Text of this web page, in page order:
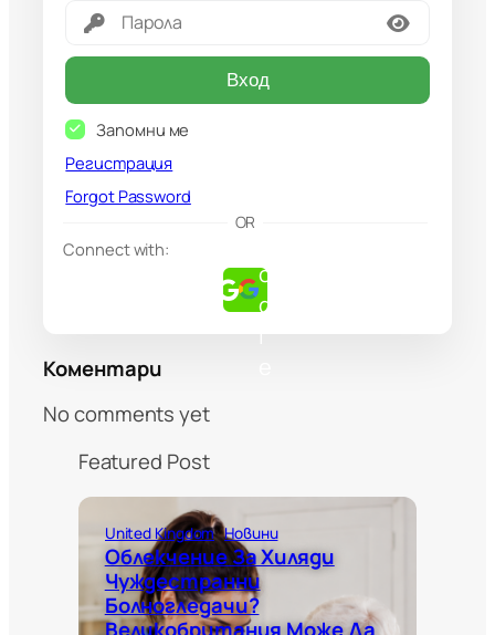
Вход
Запомни ме
Регистрация
Forgot Password
OR
Connect with:
o
g
Коментари
No comments yet
Featured Post
United Kingdom Новини
Облекчение За Хиляди
Чуждестранни
Болногледачи?
Великобритания Може Да